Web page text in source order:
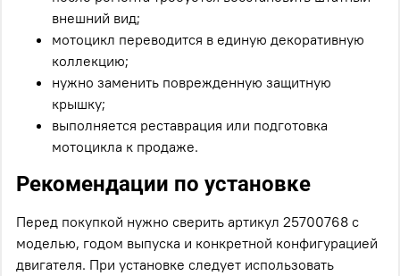
внешний вид;
мотоцикл переводится в единую декоративную
коллекцию;
нужно заменить поврежденную защитную
крышку;
выполняется реставрация или подготовка
мотоцикла к продаже.
Рекомендации по установке
Перед покупкой нужно сверить артикул 25700768 с
моделью, годом выпуска и конкретной конфигурацией
двигателя. При установке следует использовать